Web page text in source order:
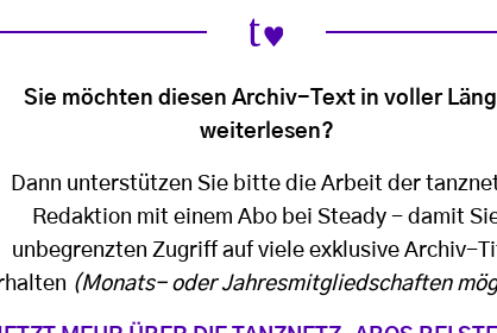
Sie möchten diesen Archiv-Text in voller
weiterlesen?
Dann unterstützen Sie bitte die Arbeit der
Redaktion mit einem Abo bei Steady - damit
unbegrenzten Zugriff auf viele exklusive Archiv-
(Monats- oder Jahresmitgliedschaften